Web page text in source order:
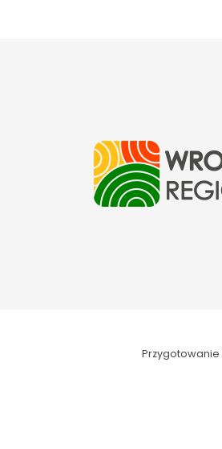
Przygotowanie